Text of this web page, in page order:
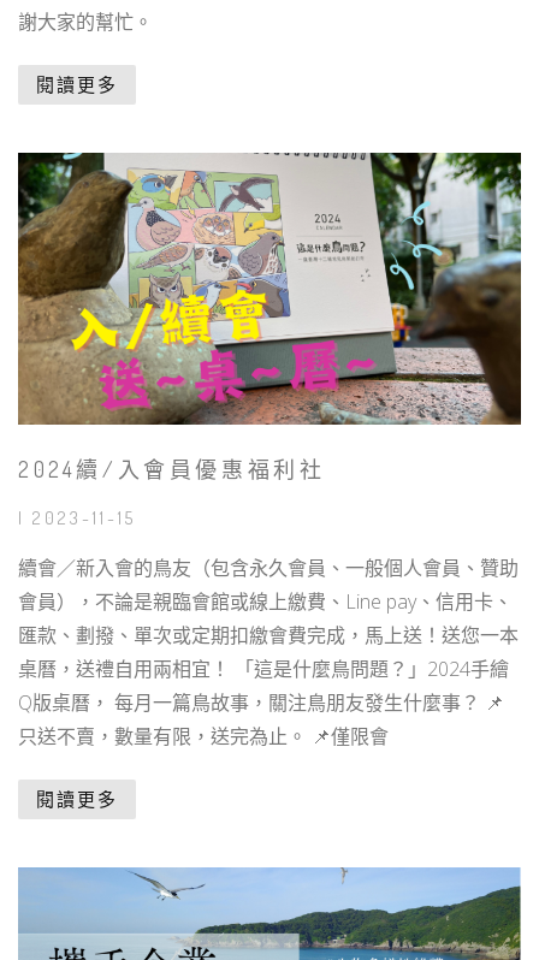
謝大家的幫忙。
閱讀更多
2024續/入會員優惠福利社
| 2023-11-15
續會／新入會的鳥友（包含永久會員、一般個人會員、贊助
會員），不論是親臨會館或線上繳費、Line pay、信用卡、
匯款、劃撥、單次或定期扣繳會費完成，馬上送！送您一本
桌曆，送禮自用兩相宜！ 「這是什麼鳥問題？」2024手繪
Q版桌曆， 每月一篇鳥故事，關注鳥朋友發生什麼事？ 📌
只送不賣，數量有限，送完為止。 📌僅限會
閱讀更多